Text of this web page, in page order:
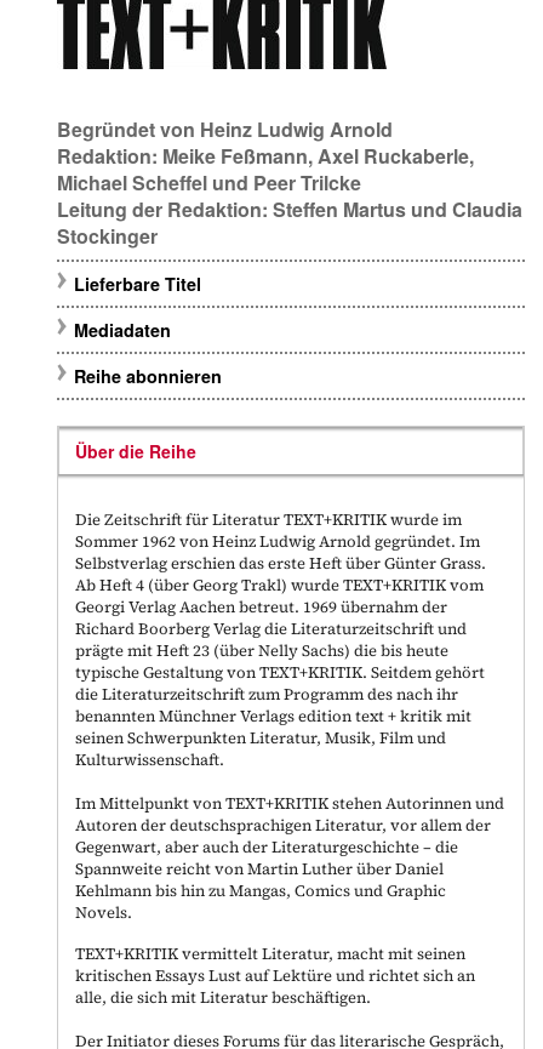
Begründet von Heinz Ludwig Arnold
Redaktion: Meike Feßmann,Axel Ruckaberle,
Michael Scheffel und Peer Trilcke
Leitung der Redaktion: Steffen Martus und Claudia
Stockinger
Lieferbare Titel
Mediadaten
Reihe abonnieren
Über die Reihe
Die Zeitschrift für Literatur TEXT+KRITIK wurde im
Sommer 1962 von Heinz Ludwig Arnold gegründet. Im
Selbstverlag erschien das erste Heft über Günter Grass.
Ab Heft 4 (über Georg Trakl) wurde TEXT+KRITIK vom
Georgi Verlag Aachen betreut. 1969 übernahm der
Richard Boorberg Verlag die Literaturzeitschrift und
prägte mit Heft 23 (über Nelly Sachs) die bis heute
typische Gestaltung von TEXT+KRITIK. Seitdem gehört
die Literaturzeitschrift zum Programm des nach ihr
benannten Münchner Verlags edition text + kritik mit
seinen Schwerpunkten Literatur, Musik, Film und
Kulturwissenschaft.
Im Mittelpunkt von TEXT+KRITIK stehen Autorinnen und
Autoren der deutschsprachigen Literatur, vor allem der
Gegenwart, aber auch der Literaturgeschichte – die
Spannweite reicht von Martin Luther über Daniel
Kehlmann bis hin zu Mangas, Comics und Graphic
Novels.
TEXT+KRITIK vermittelt Literatur, macht mit seinen
kritischen Essays Lust auf Lektüre und richtet sich an
alle, die sich mit Literatur beschäftigen.
Der Initiator dieses Forums für das literarische Gespräch,